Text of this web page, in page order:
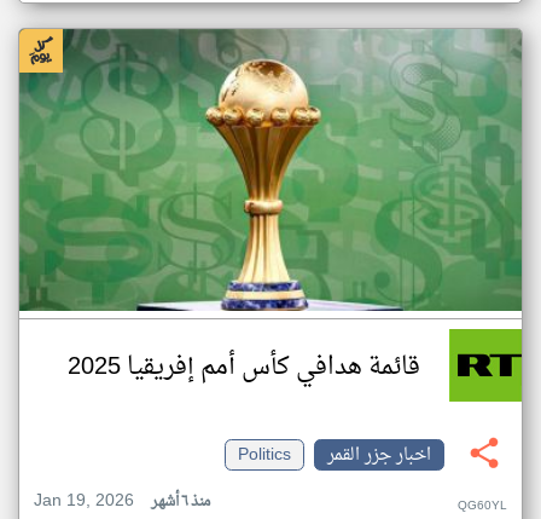
قائمة هدافي كأس أمم إفريقيا 2025
اخبار جزر القمر
Politics
Jan 19, 2026
منذ ٦ أشهر QG60YL